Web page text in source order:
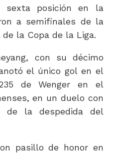
sexta posición en la
a semifinales de la
la Copa de la Liga.
con su décimo
el único gol en el
de Wenger en el
en un duelo con
de la despedida del
pasillo de honor en